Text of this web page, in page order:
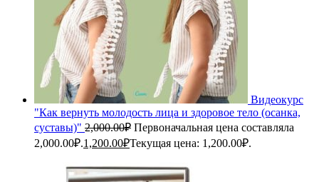
Видеокурс
"Как вернуть молодость лица и здоровое тело (осанка,
суставы)" 2,000.00₽ Первоначальная цена составляла
2,000.00₽.1,200.00₽Текущая цена: 1,200.00₽.